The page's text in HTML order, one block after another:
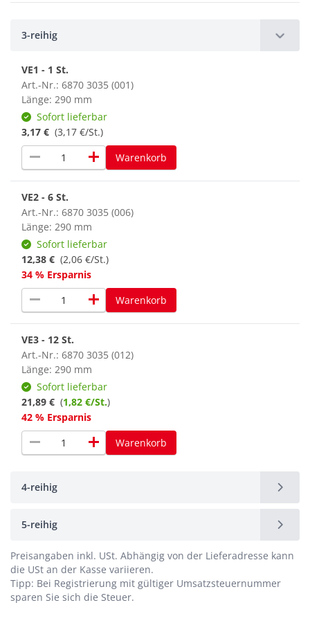
3-reihig
VE1 - 1 St.
Art.-Nr.: 6870 3035 (001)
Länge: 290 mm
Sofort lieferbar
3,17 € (3,17 €/St.)
remove add Warenkorb
VE2 - 6 St.
Art.-Nr.: 6870 3035 (006)
Länge: 290 mm
Sofort lieferbar
12,38 € (2,06 €/St.)
34 % Ersparnis
remove add Warenkorb
VE3 - 12 St.
Art.-Nr.: 6870 3035 (012)
Länge: 290 mm
Sofort lieferbar
21,89 € (1,82 €/St.)
42 % Ersparnis
remove add Warenkorb
4-reihig
5-reihig
Preisangaben inkl. USt. Abhängig von der Lieferadresse kann
die USt an der Kasse variieren.
Tipp: Bei Registrierung mit gültiger Umsatzsteuernummer
sparen Sie sich die Steuer.